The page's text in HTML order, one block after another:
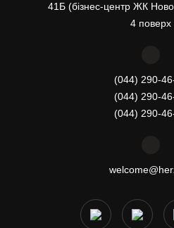
41Б (бізнес-центр ЖК
4 поверх
(044) 290-
(044) 290-
(044) 290-